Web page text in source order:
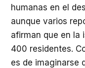
humanas en el
aunque varios
afirman que en la
400 residentes.
es de imaginarse